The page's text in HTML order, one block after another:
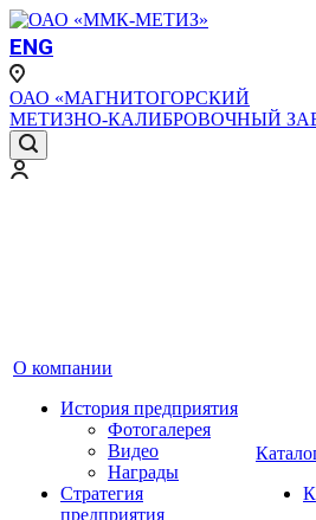
ENG
ОАО «МАГНИТОГОРСКИЙ
МЕТИЗНО-КАЛИБРОВОЧНЫЙ
О компании
История предприятия
Фотогалерея
Видео
Награды
Стратегия
предприятия